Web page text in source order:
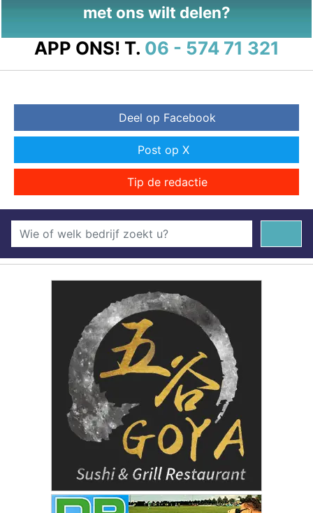
met ons wilt delen?
APP ONS! T. 06 - 574 71 321
Deel op Facebook
Post op X
Tip de redactie